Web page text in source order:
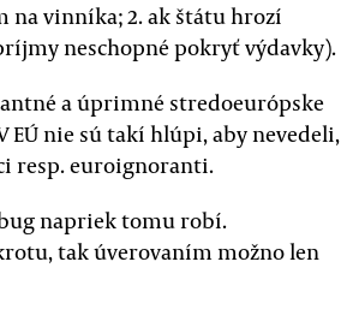
na vinníka; 2. ak štátu hrozí
neschopné pokryť výdavky).
a úprimné stredoeurópske
EÚ nie sú takí hlúpi, aby nevedeli,
resp. euroignoranti.
napriek tomu robí.
tak úverovaním možno len